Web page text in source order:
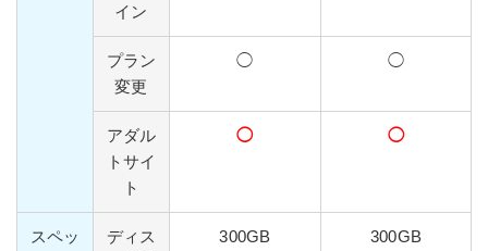
イン
プラン
変更
◯ ◯
アダル
トサイ
ト
◯ ◯
スペッ
ディス
300GB 300GB